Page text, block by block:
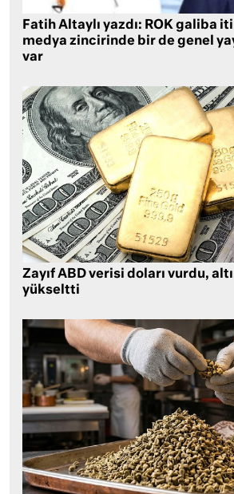
Fatih Altaylı yazdı: ROK galiba
medya zincirinde bir de genel
var
Zayıf ABD verisi doları vurdu,
yükseltti